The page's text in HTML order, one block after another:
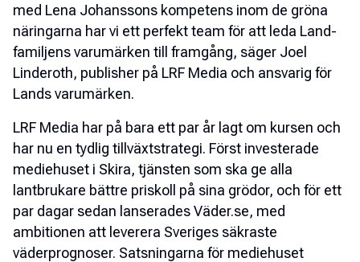
med Lena Johanssons kompetens inom de gröna
näringarna har vi ett perfekt team för att leda Land-
familjens varumärken till framgång, säger Joel
Linderoth, publisher på LRF Media och ansvarig för
Lands varumärken.
LRF Media har på bara ett par år lagt om kursen och
har nu en tydlig tillväxtstrategi. Först investerade
mediehuset i Skira, tjänsten som ska ge alla
lantbrukare bättre priskoll på sina grödor, och för ett
par dagar sedan lanserades Väder.se, med
ambitionen att leverera Sveriges säkraste
väderprognoser. Satsningarna för mediehuset